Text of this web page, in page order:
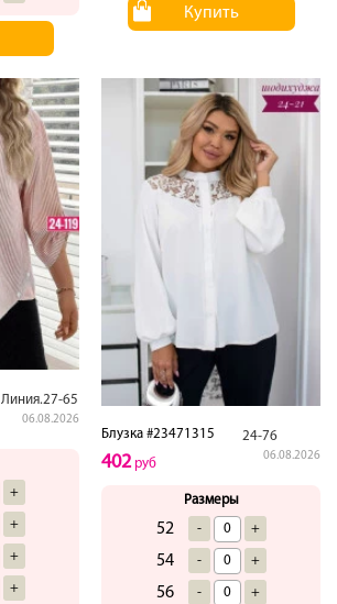
Купить
Линия.27-65
06.08.2026
+
+
+
+
Блузка #23471315 24-76
06.08.2026
402руб
Размеры
52 - +
54 - +
56 - +